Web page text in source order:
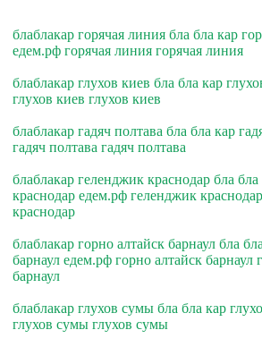
блаблакар горячая линия бла бла кар
едем.рф горячая линия горячая линия
блаблакар глухов киев бла бла кар
глухов киев глухов киев
блаблакар гадяч полтава бла бла кар
гадяч полтава гадяч полтава
блаблакар геленджик краснодар бла
краснодар едем.рф геленджик
краснодар
блаблакар горно алтайск барнаул бла
барнаул едем.рф горно алтайск барнаул
барнаул
блаблакар глухов сумы бла бла кар
глухов сумы глухов сумы